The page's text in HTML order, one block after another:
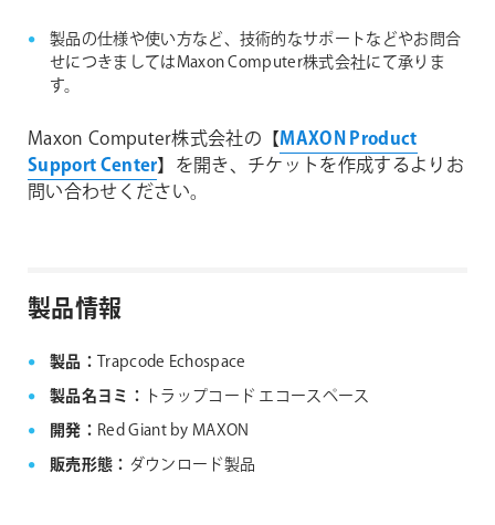
製品の仕様や使い方など、技術的なサポートなどやお問合
せにつきましてはMaxon Computer株式会社にて承りま
す。
Maxon Computer株式会社の【MAXON Product
Support Center】を開き、チケットを作成するよりお
問い合わせください。
製品情報
製品： Trapcode Echospace
製品名ヨミ： トラップコード エコースペース
開発： Red Giant by MAXON
販売形態： ダウンロード製品